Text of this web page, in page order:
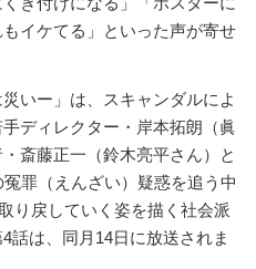
イケてる」といった声が寄せ
いー」は、スキャンダルによ
ディレクター・岸本拓朗（眞
斎藤正一（鈴木亮平さん）と
罪（えんざい）疑惑を追う中
り戻していく姿を描く社会派
話は、同月14日に放送されま